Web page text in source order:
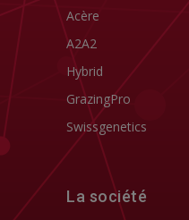
Acère
A2A2
Hybrid
GrazingPro
Swissgenetics
La société